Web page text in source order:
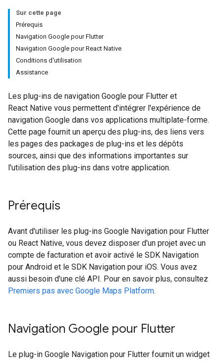
Sur cette page
Prérequis
Navigation Google pour Flutter
Navigation Google pour React Native
Conditions d'utilisation
Assistance
Les plug-ins de navigation Google pour Flutter et
React Native vous permettent d'intégrer l'expérience de
navigation Google dans vos applications multiplate-forme.
Cette page fournit un aperçu des plug-ins, des liens vers
les pages des packages de plug-ins et les dépôts
sources, ainsi que des informations importantes sur
l'utilisation des plug-ins dans votre application.
Prérequis
Avant d'utiliser les plug-ins Google Navigation pour Flutter
ou React Native, vous devez disposer d'un projet avec un
compte de facturation et avoir activé le SDK Navigation
pour Android et le SDK Navigation pour iOS. Vous avez
aussi besoin d'une clé API. Pour en savoir plus, consultez
Premiers pas avec Google Maps Platform.
Navigation Google pour Flutter
Le plug-in Google Navigation pour Flutter fournit un widget